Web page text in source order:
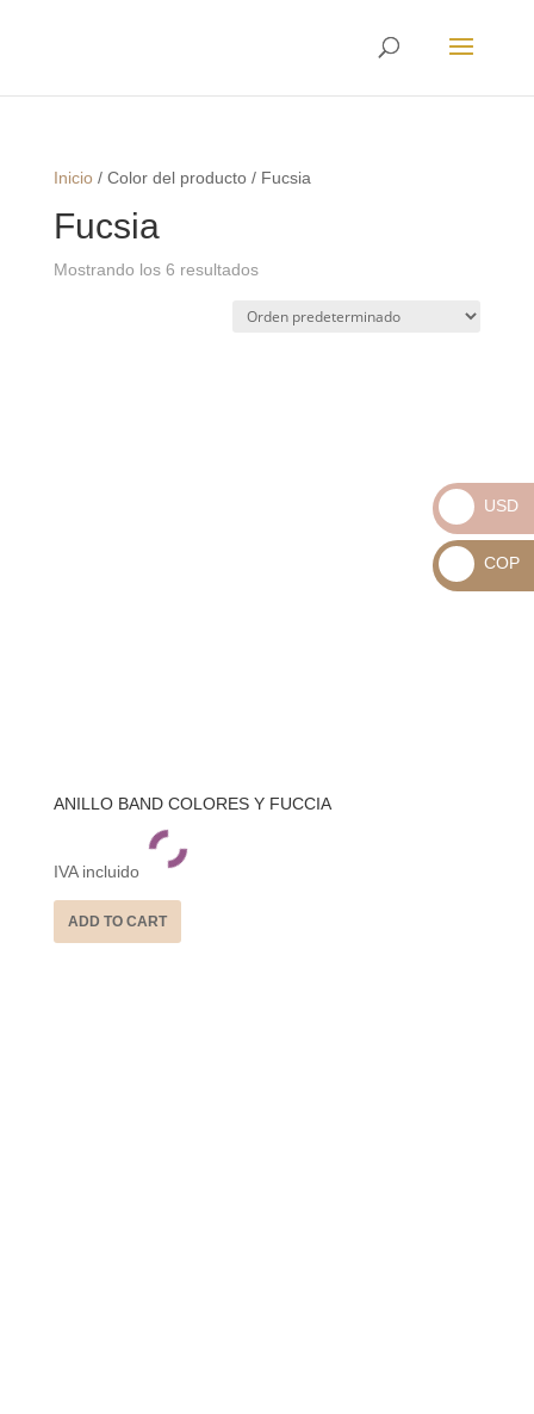
Inicio/ Color del producto/ Fucsia
Fucsia
Mostrando los 6 resultados
ANILLO BAND COLORES Y FUCCIA
IVA incluido
ADD TO CART
_
USD
USD
_
COP